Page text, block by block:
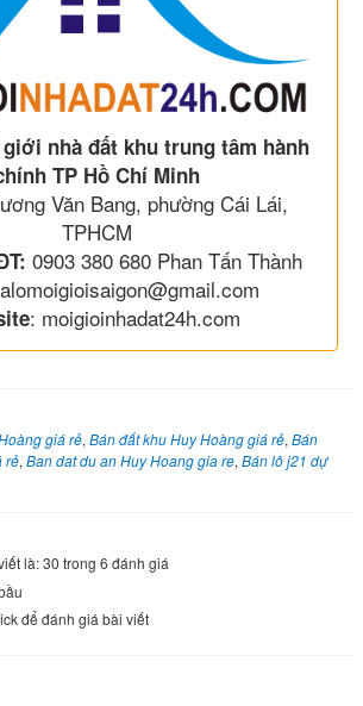
nhà đất khu trung tâm hành
TP Hồ Chí Minh
Văn Bang, phường Cái Lái,
TPHCM
0903 380 680 Phan Tấn Thành
: moigioinhadat24h.com
giá rẻ, Bán đất khu Huy Hoàng giá rẻ, Bán
rẻ, Ban dat du an Huy Hoang gia re, Bán lô j21 dự
là: 30 trong 6 đánh giá
để đánh giá bài viết